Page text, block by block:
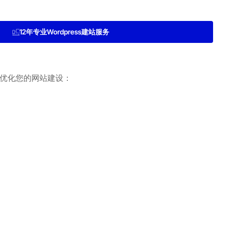
12年专业Wordpress建站服务
化您的网站建设：